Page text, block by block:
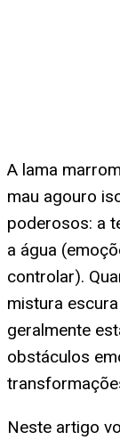
A lama
mau agouro
poderosos: a
a água
controlar).
mistura
geralmente
obstáculos
Neste artigo